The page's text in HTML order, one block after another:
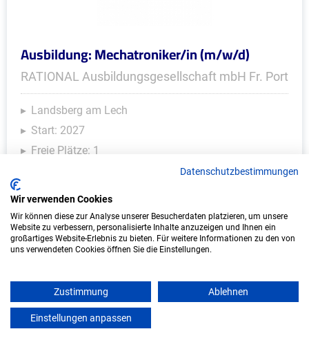
Ausbildung: Mechatroniker/in (m/w/d)
RATIONAL Ausbildungsgesellschaft mbH Fr. Port
Landsberg am Lech
Start: 2027
Freie Plätze: 1
Weitere Ausbildungsplätze
IT/Computer - Ausbildungsplätze
Datenschutzbestimmungen
Wir verwenden Cookies
Wir können diese zur Analyse unserer Besucherdaten platzieren, um unsere
Website zu verbessern, personalisierte Inhalte anzuzeigen und Ihnen ein
großartiges Website-Erlebnis zu bieten. Für weitere Informationen zu den von
uns verwendeten Cookies öffnen Sie die Einstellungen.
Zustimmung Ablehnen
Einstellungen anpassen